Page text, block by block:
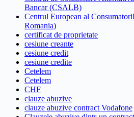
Bancar (CSALB)
Centrul European al
Romania)
certificat de proprietate
cesiune creante
cesiune credit
cesiune credite
Cetelem
Cetelem
CHF
clauze abuzive
clauze abuzive contract Vodafone